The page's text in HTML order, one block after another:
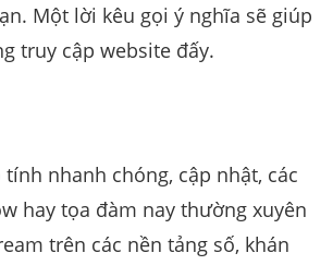
Một lời kêu gọi ý nghĩa sẽ giúp
truy cập website đấy.
nhanh chóng, cập nhật, các
hay tọa đàm nay thường xuyên
trên các nền tảng số, khán